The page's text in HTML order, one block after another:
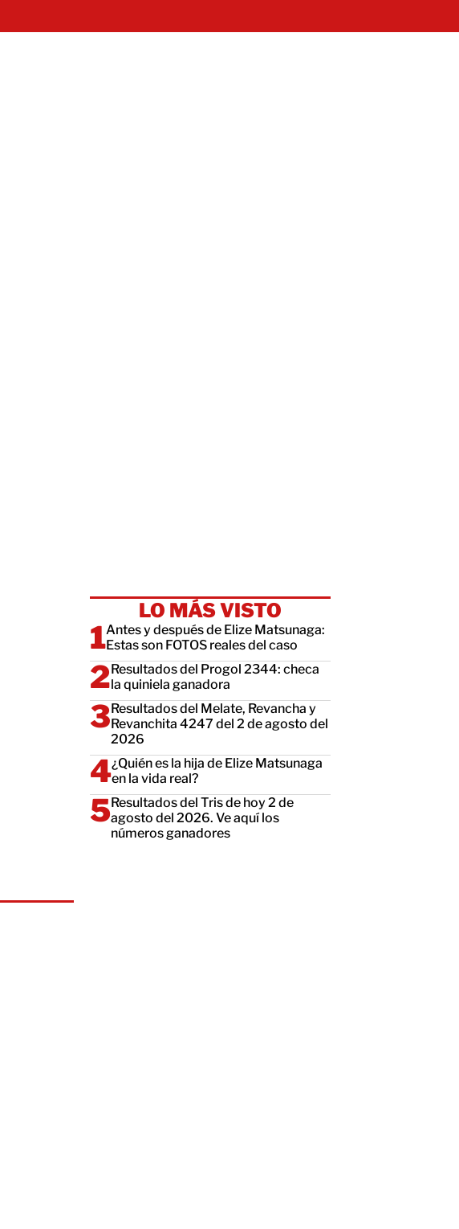
LO MÁS VISTO
Antes y después de Elize Matsunaga:
Estas son FOTOS reales del caso
Resultados del Progol 2344: checa
la quiniela ganadora
Resultados del Melate, Revancha y
Revanchita 4247 del 2 de agosto del
2026
¿Quién es la hija de Elize Matsunaga
en la vida real?
Resultados del Tris de hoy 2 de
agosto del 2026. Ve aquí los
números ganadores